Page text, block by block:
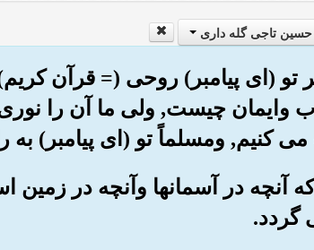
تاجی گله داری
بر تو (ای پیامبر) روحی (= قرآن
وایمان چیست, ولی ما آن را نوری
می کنیم, ومسلماً تو (ای پیامبر)
که آنچه در آسمانها وآنچه در
گردد.